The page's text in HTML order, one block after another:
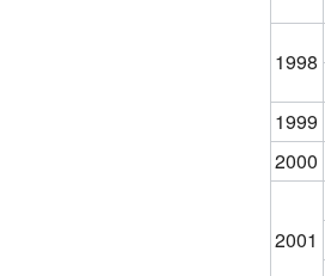
1998
1999
2000
2001